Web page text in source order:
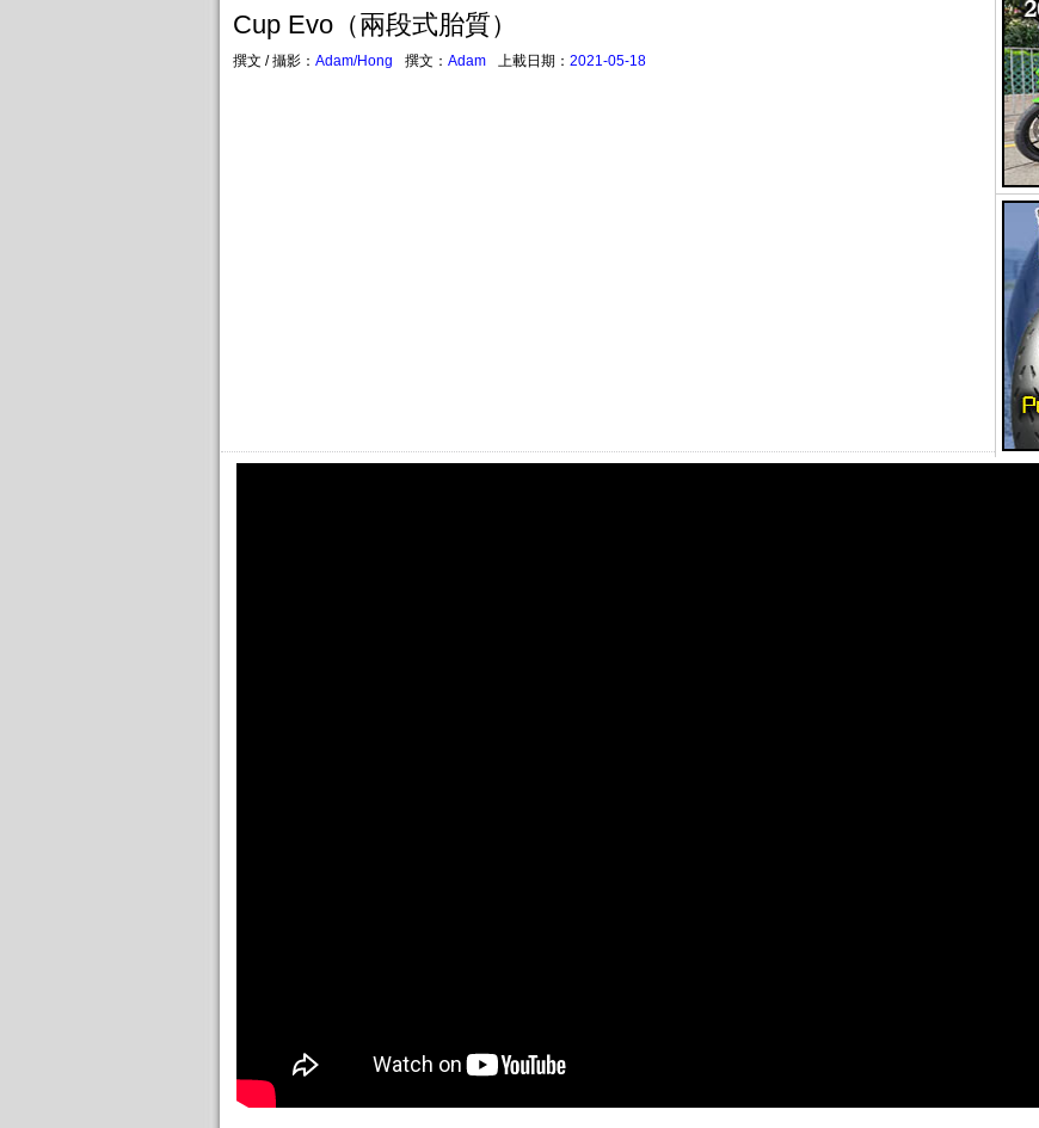
Cup Evo（兩段式胎質）
撰文 / 攝影： Adam/Hong 撰文： Adam 上載日期： 2021-05-18